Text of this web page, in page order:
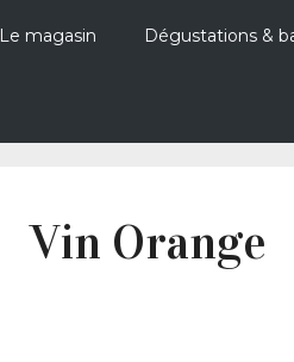
Le magasin Dégustations &
Vin Orange